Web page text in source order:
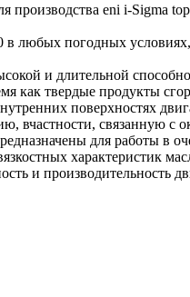
производства eni i-Sigma
в любых погодных
и длительной
как твердые продукты
поверхностях
вчастности, связанную
для работы
характеристик
и производительность